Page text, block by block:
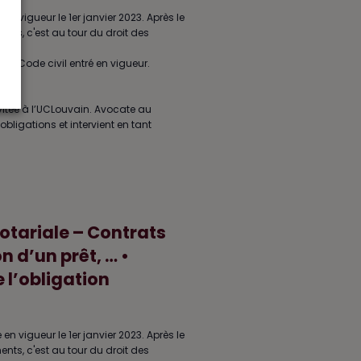
vigueur le 1er janvier 2023. Après le
c'est au tour du droit des
Code civil entré en vigueur.
à l’UCLouvain. Avocate au
et intervient en tant
– Contrats
d’un prêt, … •
l’obligation
vigueur le 1er janvier 2023. Après le
c'est au tour du droit des